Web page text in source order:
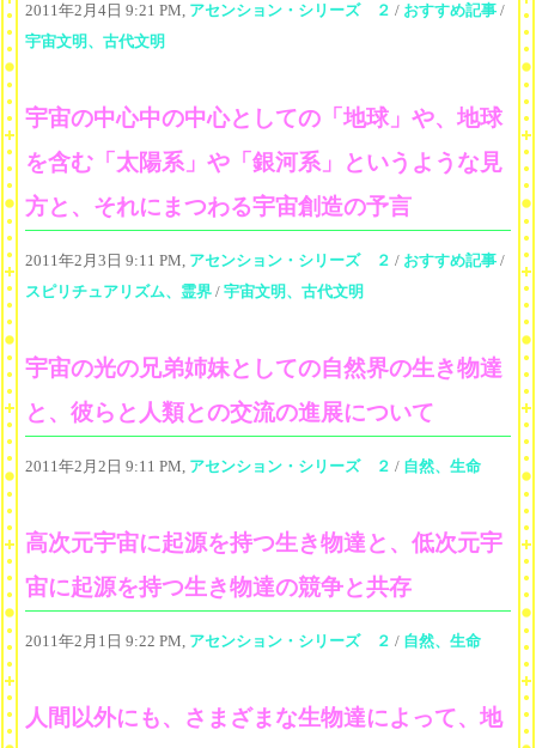
2011年2月4日 9:21 PM, アセンション・シリーズ ２ / おすすめ記事 /
宇宙文明、古代文明
宇宙の中心中の中心としての「地球」や、地球
を含む「太陽系」や「銀河系」というような見
方と、それにまつわる宇宙創造の予言
2011年2月3日 9:11 PM, アセンション・シリーズ ２ / おすすめ記事 /
スピリチュアリズム、霊界 / 宇宙文明、古代文明
宇宙の光の兄弟姉妹としての自然界の生き物達
と、彼らと人類との交流の進展について
2011年2月2日 9:11 PM, アセンション・シリーズ ２ / 自然、生命
高次元宇宙に起源を持つ生き物達と、低次元宇
宙に起源を持つ生き物達の競争と共存
2011年2月1日 9:22 PM, アセンション・シリーズ ２ / 自然、生命
人間以外にも、さまざまな生物達によって、地